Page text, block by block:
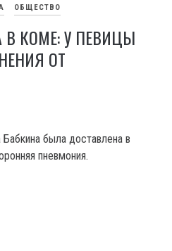
ОБЩЕСТВО
КОМЕ: У ПЕВИЦЫ
ОТ
была доставлена в
пневмония.